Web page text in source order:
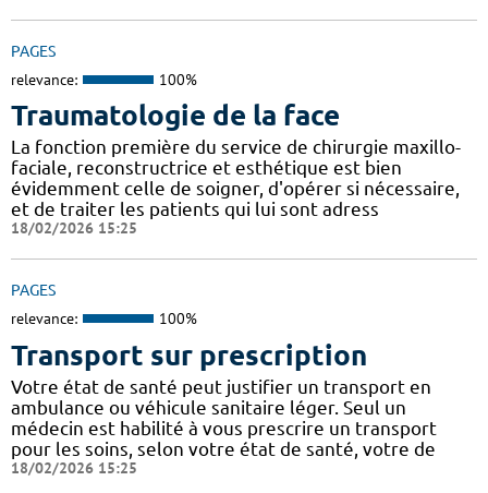
PAGES
relevance: 100%
Traumatologie de la face
La fonction première du service de chirurgie maxillo-
faciale, reconstructrice et esthétique est bien
évidemment celle de soigner, d'opérer si nécessaire,
et de traiter les patients qui lui sont adress
18/02/2026 15:25
PAGES
relevance: 100%
Transport sur prescription
Votre état de santé peut justifier un transport en
ambulance ou véhicule sanitaire léger. Seul un
médecin est habilité à vous prescrire un transport
pour les soins, selon votre état de santé, votre de
18/02/2026 15:25